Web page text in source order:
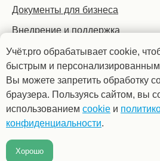
Учёт.pro обрабатывает cookie,
быстрым и
Вы можете запретить обработку
браузера. Пользуясь сайтом, вы
использованием cookie и
конфиденциальности.
Хорошо
Документы для бизнеса
Внедрение и поддержка
ИТ-аутсорсинг
© «Учёт.pro» 2008 —